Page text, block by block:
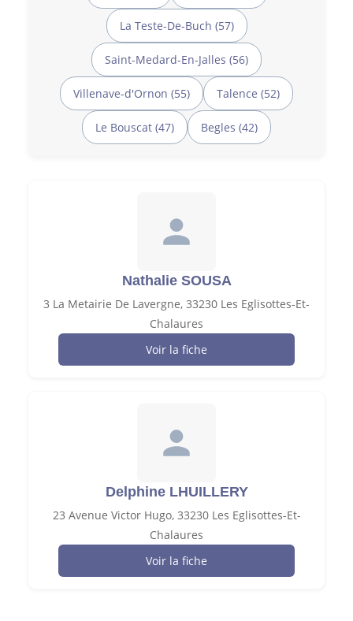
La Teste-De-Buch (57)
Saint-Medard-En-Jalles (56)
Villenave-d'Ornon (55) Talence (52)
Le Bouscat (47) Begles (42)
Nathalie SOUSA
3 La Metairie De Lavergne, 33230 Les Eglisottes-Et-
Chalaures
Voir la fiche
Delphine LHUILLERY
23 Avenue Victor Hugo, 33230 Les Eglisottes-Et-
Chalaures
Voir la fiche